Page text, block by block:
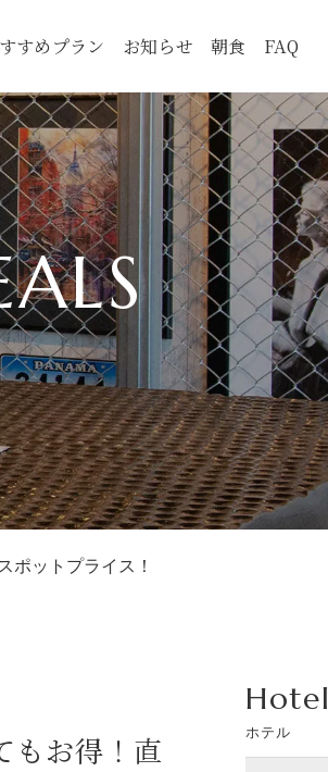
すめプラン お知らせ 朝食 FAQ
ポットプライス！
もお得！直
Hotel
ホテル